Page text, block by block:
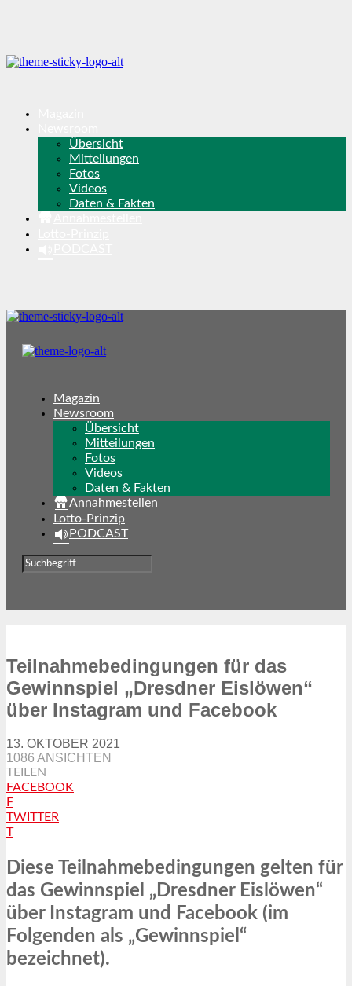
Übersicht
Mitteilungen
Fotos
Videos
Daten & Fakten
Magazin
Newsroom
Übersicht
Mitteilungen
Fotos
Videos
Daten & Fakten
Annahmestellen
Lotto-Prinzip
PODCAST
Teilnahmebedingungen für das
Gewinnspiel „Dresdner Eislöwen“
über Instagram und Facebook
13. OKTOBER 2021
1086 ANSICHTEN
TEILEN
FACEBOOK
F
TWITTER
T
Diese Teilnahmebedingungen gelten für
das Gewinnspiel „Dresdner Eislöwen“
über Instagram und Facebook (im
Folgenden als „Gewinnspiel“
bezeichnet).